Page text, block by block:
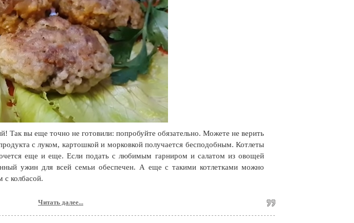
Так вы еще точно не готовили: попробуйте обязательно. Можете не верить
с луком, картошкой и морковкой получается бесподобным. Котлеты
еще и еще. Если подать с любимым гарниром и салатом из овощей
ужин для всей семьи обеспечен. А еще с такими котлетками можно
с колбасой.
Читать далее...